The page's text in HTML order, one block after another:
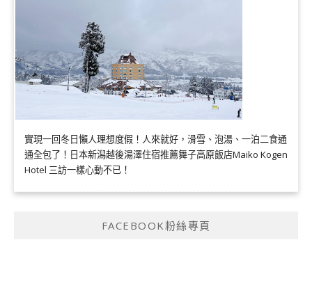
實現一回冬日懶人理想度假！人來就好，滑雪、泡湯、一泊二食通
通全包了！日本新潟越後湯澤住宿推薦舞子高原飯店Maiko Kogen
Hotel 三訪一樣心動不已！
FACEBOOK粉絲專頁